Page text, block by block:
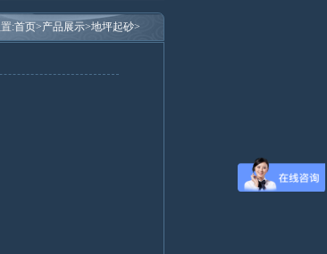
:首页>产品展示>地坪起砂>